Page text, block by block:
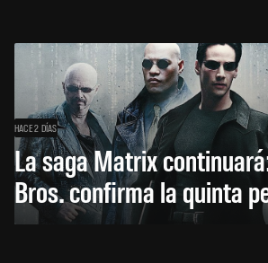
HACE 2 DÍAS
La saga Matrix
Bros. confirma la quinta